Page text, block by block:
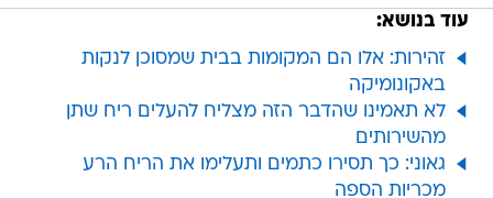
עוד בנושא:
זהירות: אלו הם המקומות בבית שמסוכן לנקות
באקונומיקה
לא תאמינו שהדבר הזה מצליח להעלים ריח שתן
מהשירותים
גאוני: כך תסירו כתמים ותעלימו את הריח הרע
מכריות הספה